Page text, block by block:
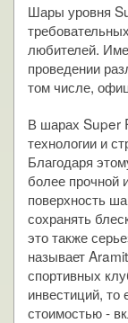
Шары уровня
любителей.
проведении
том числе,
В шарах Super
технологии и
Благодаря
более прочной
поверхность
сохранять
это также
называет
спортивных
инвестиций, то
стоимостью -